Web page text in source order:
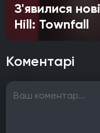
З'явилися
Hill: Townfall
Коментарі